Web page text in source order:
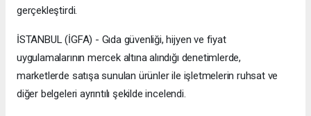
gerçekleştirdi.
İSTANBUL (İGFA) - Gıda güvenliği, hijyen ve fiyat
uygulamalarının mercek altına alındığı denetimlerde,
marketlerde satışa sunulan ürünler ile işletmelerin ruhsat ve
diğer belgeleri ayrıntılı şekilde incelendi.